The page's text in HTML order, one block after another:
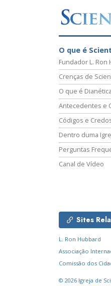
O que é
Fundador L. Ron
Crenças de
O que é
Antecedentes e
Códigos e
Dentro duma
Perguntas
Canal de Vídeo
Sites
L. Ron Hubbard
Associação
Comissão dos
© 2026 Igreja de